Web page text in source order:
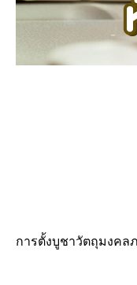
การตั้งบูชาวัตถุมงคล